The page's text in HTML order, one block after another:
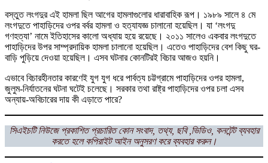
বস্তুত লংগদুর এই হামলা ছিল আগের হামলাগুলোর ধারাবাহিক রূপ। ১৯৮৯ সালে ৪ মে
লংগদুতে পাহাড়িদের ওপর বর্বর হামলা ও হত্যাযজ্ঞ চালানো হয়েছিল। যা ‘লংগদু
গণহত্যা’ নামে ইতিহাসের কালো অধ্যায় হয়ে রয়েছে। ২০১১ সালেও একবার লংগদুতে
পাহাড়িদের উপর সাম্প্রদায়িক হামলা চালানো হয়েছিল। এতেও পাহাড়িদের বেশ কিছু ঘর-
বাড়ি পুড়িয়ে দেওয়া হয়েছিল। এসব ঘটনার কোনটিরই বিচার আজও হয়নি।
এভাবে বিচারহীনতার কারণেই যুগ যুগ ধরে পার্বত্য চট্টগ্রামে পাহাড়িদের ওপর হামলা,
জুলুম-নির্যাতনের ঘটনা ঘটেই চলেছে। সরকার তথা রাষ্ট্র পাহাড়িদের ওপর চলা এসব
অন্যায়-অবিচারের দায় কী এড়াতে পারে?
সিএইচটি নিউজে প্রকাশিত প্রচারিত কোন সংবাদ, তথ্য, ছবি ,ভিডিও, কনটেন্ট ব্যবহার
করতে হলে কপিরাইট আইন অনুসরণ করে ব্যবহার করুন।